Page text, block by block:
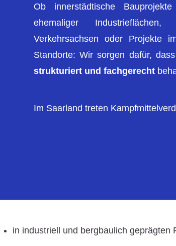
Ob innerstädtische
ehemaliger
Verkehrsachsen oder Projekte
Standorte: Wir sorgen dafür,
strukturiert und fachgerecht
Im Saarland treten
in industriell und bergbaulich geprägten